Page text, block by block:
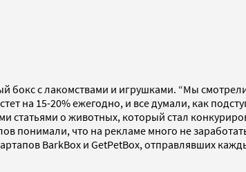
бокс с лакомствами и игрушками. “Мы
на 15-20% ежегодно, и все думали, как
статьями о животных, который стал
что на рекламе много не
BarkBox и GetPetBox, отправлявших